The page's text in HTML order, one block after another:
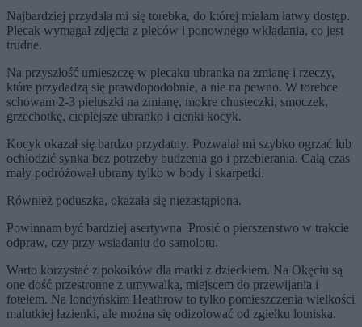
Najbardziej przydała mi się torebka, do której miałam łatwy dostęp.
Plecak wymagał zdjęcia z pleców i ponownego wkładania, co jest
trudne.
Na przyszłość umieszczę w plecaku ubranka na zmianę i rzeczy,
które przydadzą się prawdopodobnie, a nie na pewno. W torebce
schowam 2-3 pieluszki na zmianę, mokre chusteczki, smoczek,
grzechotkę, cieplejsze ubranko i cienki kocyk.
Kocyk okazał się bardzo przydatny. Pozwalał mi szybko ogrzać lub
ochłodzić synka bez potrzeby budzenia go i przebierania. Całą czas
mały podróżował ubrany tylko w body i skarpetki.
Również poduszka, okazała się niezastąpiona.
Powinnam być bardziej asertywna Prosić o pierszenstwo w trakcie
odpraw, czy przy wsiadaniu do samolotu.
Warto korzystać z pokoików dla matki z dzieckiem. Na Okęciu są
one dość przestronne z umywalka, miejscem do przewijania i
fotelem. Na londyńskim Heathrow to tylko pomieszczenia wielkości
malutkiej łazienki, ale można się odizolować od zgiełku lotniska.